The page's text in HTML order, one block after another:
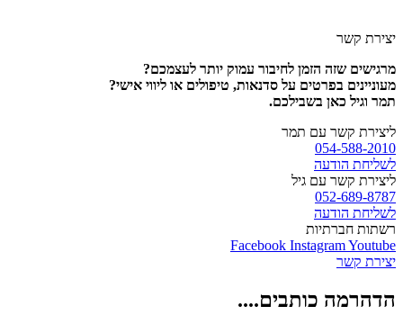
יצירת קשר
מרגישים שזה הזמן לחיבור עמוק יותר לעצמכם?
מעוניינים בפרטים על סדנאות, טיפולים או ליווי אישי?
תמר וגיל כאן בשבילכם.
ליצירת קשר עם תמר
054-588-2010
לשליחת הודעה
ליצירת קשר עם גיל
052-689-8787
לשליחת הודעה
רשתות חברתיות
Facebook InstagramYoutube
יצירת קשר
הדהרמה כותבים....